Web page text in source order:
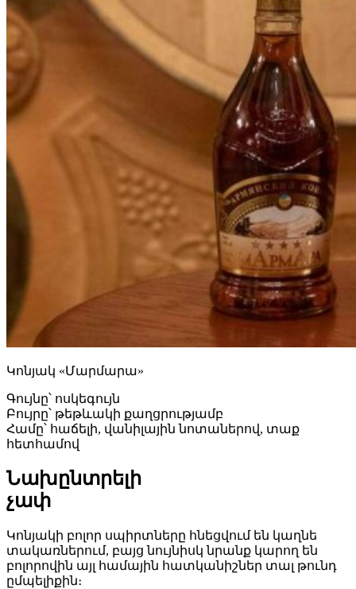
Կոնյակ «Մարմարա»
Գույնը՝ ոսկեգույն
Բույրը՝ թեթևակի քաղցրությամբ
Համը՝ հաճելի, վանիլային նոտաներով, տաք
հետհամով
Նախընտրելի
չափ
Կոնյակի բոլոր սպիրտները հնեցվում են կաղնե
տակառներում, բայց նույնիսկ նրանք կարող են
բոլորովին այլ համային հատկանիշներ տալ թունդ
ըմպելիքին։